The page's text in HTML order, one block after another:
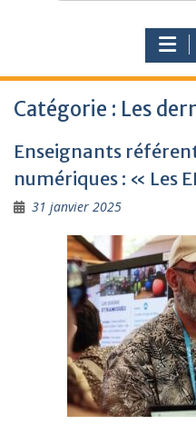
Catégorie : Les
Enseignants
numériques : « Les
31 janvier 2025